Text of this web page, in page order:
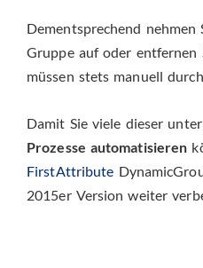
Dementsprechend
Gruppe auf oder entfernen
müssen stets manuell
Damit Sie viele dieser
Prozesse automatisieren
FirstAttribute
2015er Version weiter